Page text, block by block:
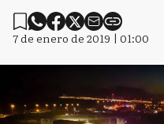
7 de enero de 2019 | 01:00